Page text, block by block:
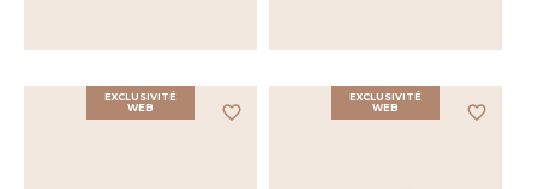
Non
favorite_border
EXCLUSIVITÉ
WEB
favorite_border
EXCLUSIVITÉ
WEB